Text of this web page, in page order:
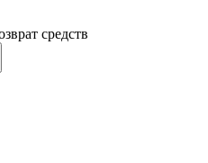
средств